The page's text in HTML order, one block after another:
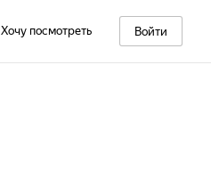
Хочу посмотреть Войти